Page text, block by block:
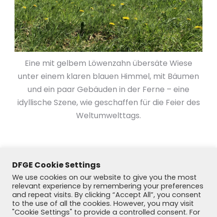
Eine mit gelbem Löwenzahn übersäte Wiese
unter einem klaren blauen Himmel, mit Bäumen
und ein paar Gebäuden in der Ferne – eine
idyllische Szene, wie geschaffen für die Feier des
Weltumwelttags.
DFGE Cookie Settings
We use cookies on our website to give you the most
relevant experience by remembering your preferences
and repeat visits. By clicking “Accept All”, you consent
to the use of all the cookies. However, you may visit
"Cookie Settings" to provide a controlled consent. For